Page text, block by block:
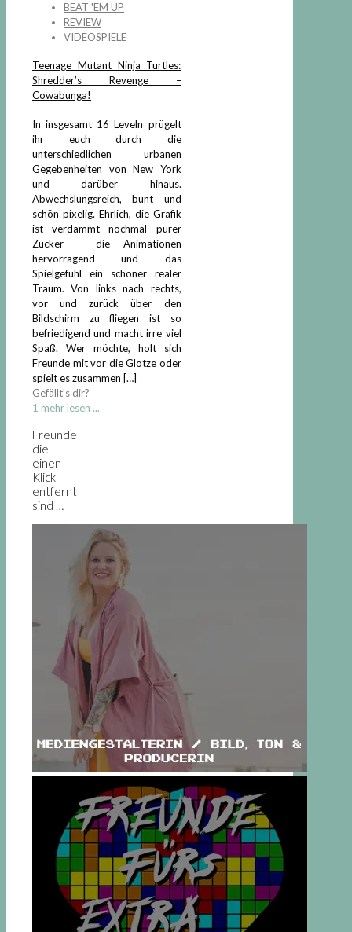
BEAT 'EM UP
REVIEW
VIDEOSPIELE
Teenage Mutant Ninja Turtles:
Shredder’s Revenge –
Cowabunga!
In insgesamt 16 Leveln prügelt
ihr euch durch die
unterschiedlichen urbanen
Gegebenheiten von New York
und darüber hinaus.
Abwechslungsreich, bunt und
schön pixelig. Ehrlich, die Grafik
ist verdammt nochmal purer
Zucker – die Animationen
hervorragend und das
Spielgefühl ein schöner realer
Traum. Von links nach rechts,
vor und zurück über den
Bildschirm zu fliegen ist so
befriedigend und macht irre viel
Spaß. Wer möchte, holt sich
Freunde mit vor die Glotze oder
spielt es zusammen […]
Gefällt's dir?
1 mehr lesen ...
Freunde
die
einen
Klick
entfernt
sind …